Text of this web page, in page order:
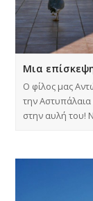
Μια
Ο φίλος μας
την
στην αυλή του!